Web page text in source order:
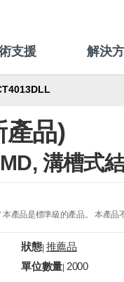
支援 解決
產品)
溝槽式
本產品是標準級的產品。 本產品
狀態| 推薦品
單位數量 |2000